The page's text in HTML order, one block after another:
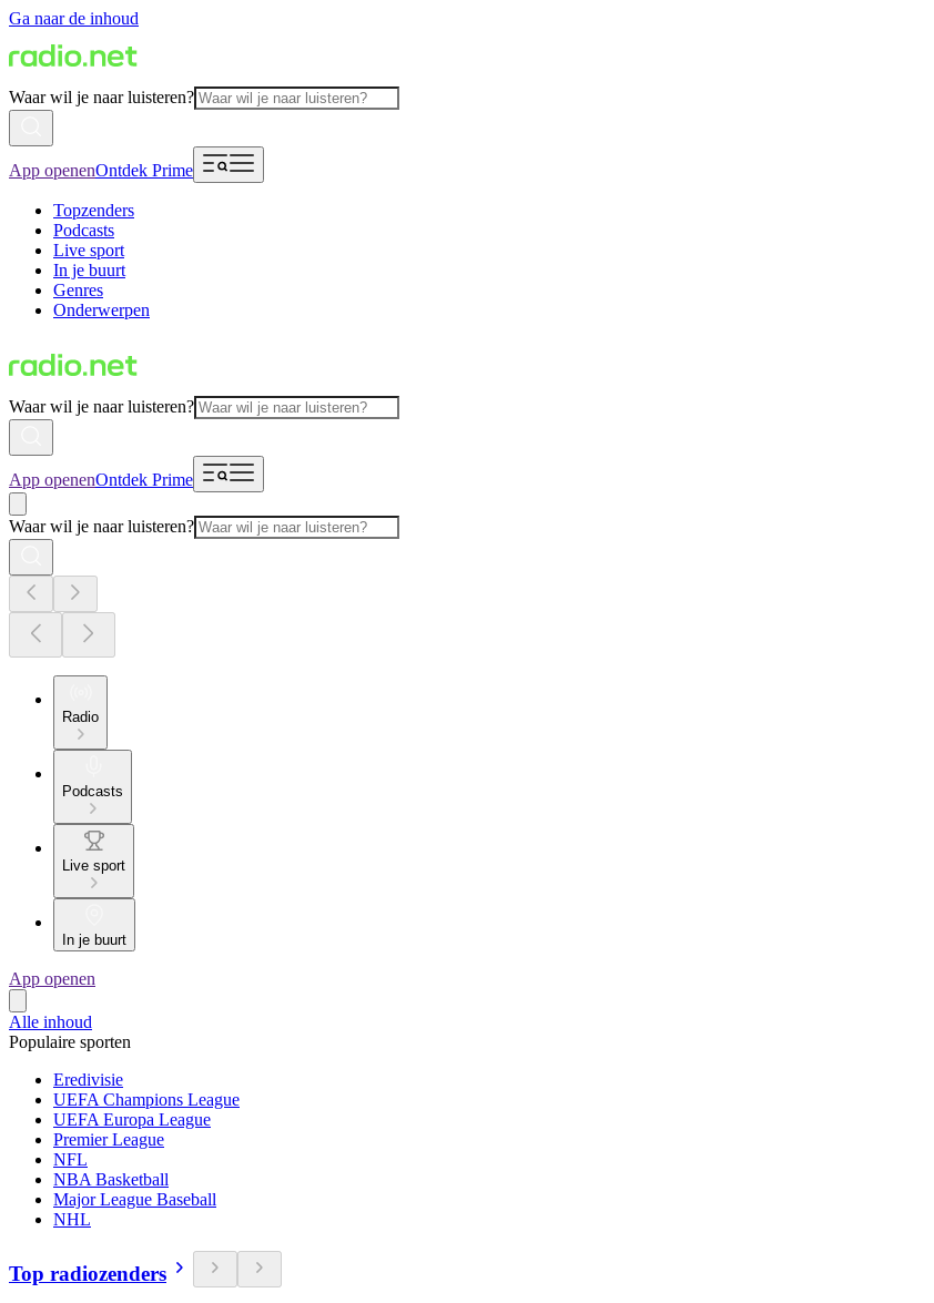
Ga naar de inhoud
Waar wil je naar luisteren?
App openenOntdek Prime
Topzenders
Podcasts
Live sport
In je buurt
Genres
Onderwerpen
Waar wil je naar luisteren?
App openenOntdek Prime
Waar wil je naar luisteren?
Radio
Podcasts
Live sport
In je buurt
App openen
Alle inhoud
Populaire sporten
Eredivisie
UEFA Champions League
UEFA Europa League
Premier League
NFL
NBA Basketball
Major League Baseball
NHL
Top radiozenders